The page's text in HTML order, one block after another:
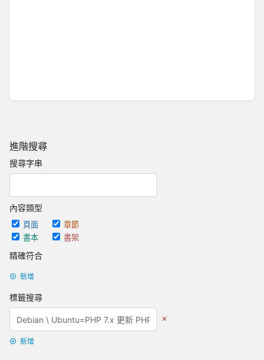
進階搜尋
搜尋字串
內容類型
頁面
章節
書本
書架
精確符合
新增
標籤搜尋
新增